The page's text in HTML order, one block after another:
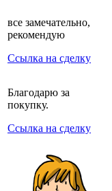
все замечательно,
рекомендую
Ссылка на сделку
Благодарю за
покупку.
Ссылка на сделку